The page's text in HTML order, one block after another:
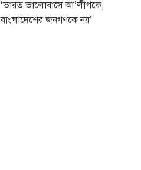
‘ভারত ভালোবাসে আ’লীগকে,
বাংলাদেশের জনগণকে নয়’